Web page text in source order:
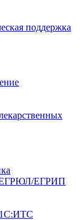
поддержка
ЕГРЮЛ/ЕГРИП
1С:ИТС